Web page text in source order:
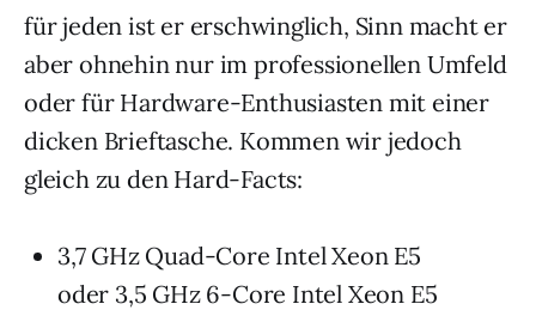
für jeden ist er erschwinglich, Sinn macht er
aber ohnehin nur im professionellen Umfeld
oder für Hardware-Enthusiasten mit einer
dicken Brieftasche. Kommen wir jedoch
gleich zu den Hard-Facts:
3,7 GHz Quad-Core Intel Xeon E5
oder 3,5 GHz 6-Core Intel Xeon E5